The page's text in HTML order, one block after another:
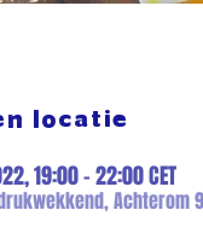
locatie
19:00 – 22:00 CET
Achterom